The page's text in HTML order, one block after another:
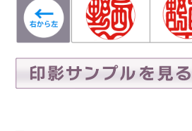
合」がありますので、
欄にお書き添え下さい